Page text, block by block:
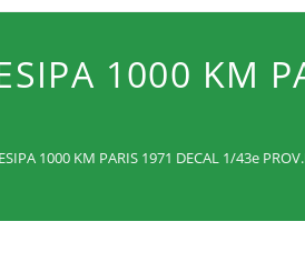
1000 KM
1000 KM PARIS 1971 DECAL 1/43e